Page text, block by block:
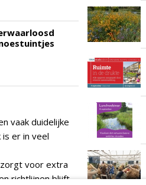
vaak duidelijke
er in veel
zorgt voor extra
richtlijnen blijft